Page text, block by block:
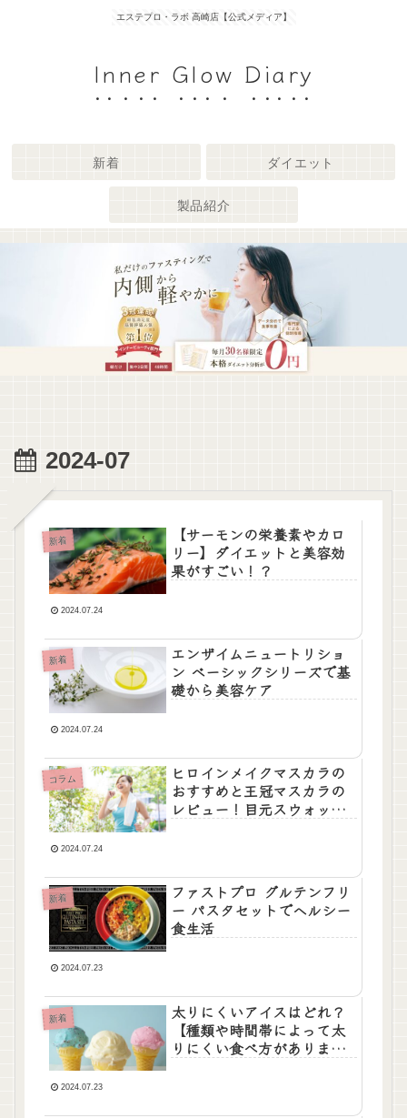
エステプロ・ラボ 高崎店【公式メディア】
Inner Glow Diary
新着 ダイエット
製品紹介
2024-07
新着
【サーモンの栄養素やカロ
リー】ダイエットと美容効
果がすごい！？
2024.07.24
新着
エンザイムニュートリショ
ン ベーシックシリーズで基
礎から美容ケア
2024.07.24
コラム
ヒロインメイクマスカラの
おすすめと王冠マスカラの
レビュー！目元スウォッチ
2024.07.24
新着
ファストプロ グルテンフリ
ー パスタセットでヘルシー
食生活
2024.07.23
新着
太りにくいアイスはどれ？
【種類や時間帯によって太
りにくい食べ方がありま
2024.07.23